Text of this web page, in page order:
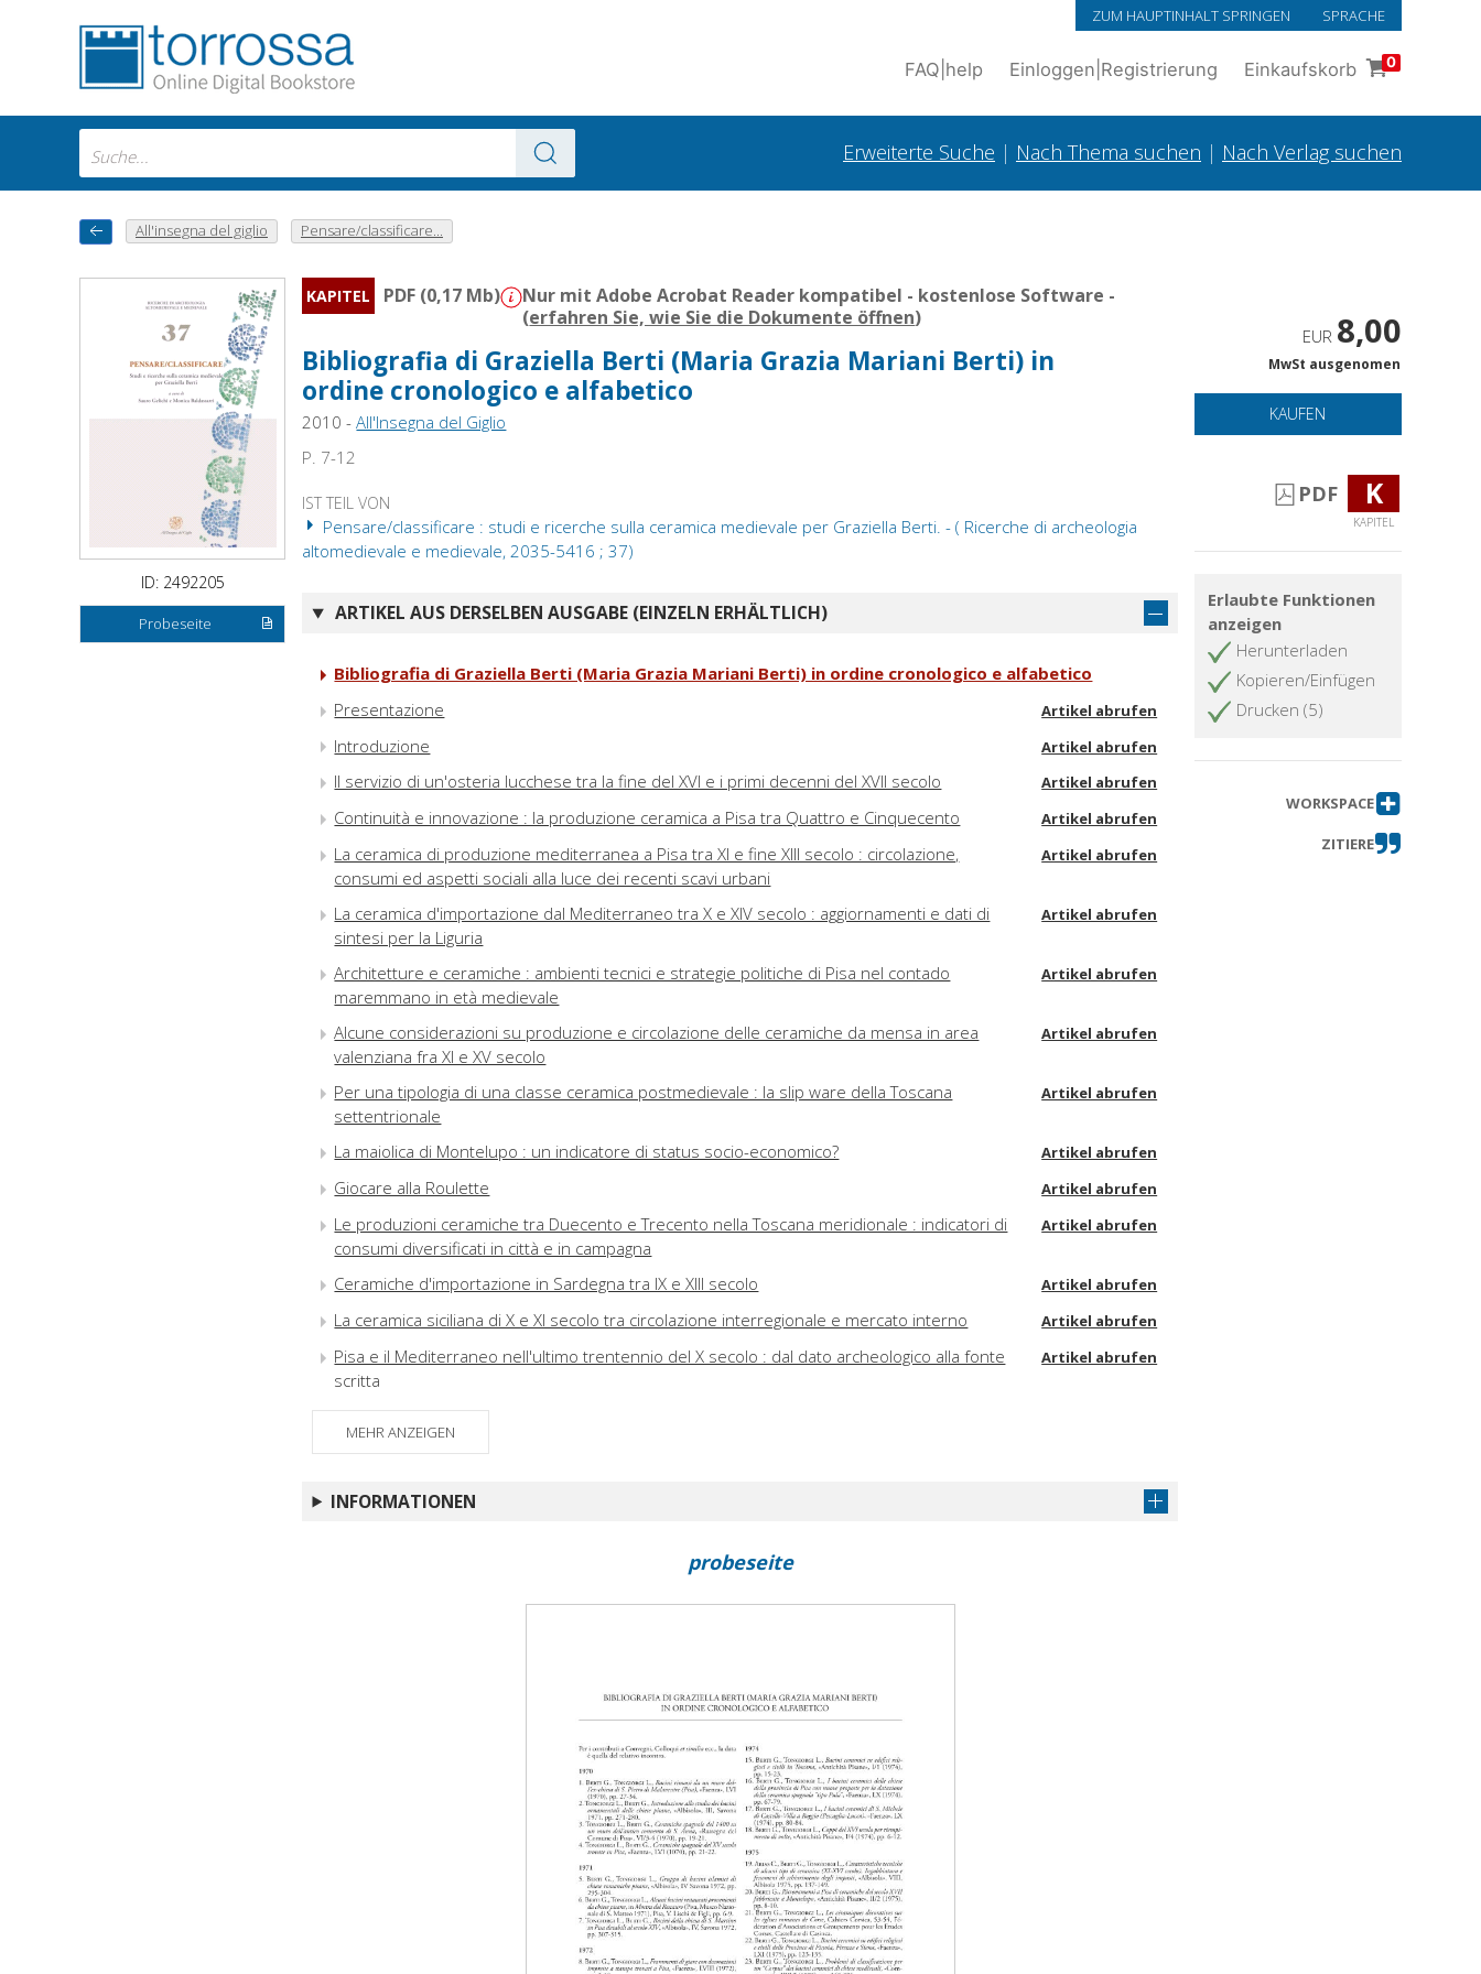
ZUM HAUPTINHALT SPRINGEN SPRACHE
FAQ help Einloggen Registrierung Einkaufskorb 0
Erweiterte Suche | Nach Thema suchen | Nach Verlag suchen
All'insegna del giglio Pensare/classificare...
ID: 2492205
Probeseite
KAPITEL PDF (0,17 Mb)
Nur mit Adobe Acrobat Reader kompatibel - kostenlose Software -
(erfahren Sie, wie Sie die Dokumente öffnen)
Bibliografia di Graziella Berti (Maria Grazia Mariani Berti) in
ordine cronologico e alfabetico
2010 -All'Insegna del Giglio
P. 7-12
IST TEIL VON
Pensare/classificare : studi e ricerche sulla ceramica medievale per Graziella Berti. - ( Ricerche di archeologia
altomedievale e medievale, 2035-5416 ; 37)
ARTIKEL AUS DERSELBEN AUSGABE (EINZELN ERHÄLTLICH)
Bibliografia di Graziella Berti (Maria Grazia Mariani Berti) in ordine cronologico e alfabetico
Presentazione
Artikel abrufen
Introduzione Artikel abrufen
Il servizio di un'osteria lucchese tra la fine del XVI e i primi decenni del XVII secolo Artikel abrufen
Continuità e innovazione : la produzione ceramica a Pisa tra Quattro e Cinquecento Artikel abrufen
La ceramica di produzione mediterranea a Pisa tra XI e fine XIII secolo : circolazione,
consumi ed aspetti sociali alla luce dei recenti scavi urbani
Artikel abrufen
La ceramica d'importazione dal Mediterraneo tra X e XIV secolo : aggiornamenti e dati di
sintesi per la Liguria
Artikel abrufen
Architetture e ceramiche : ambienti tecnici e strategie politiche di Pisa nel contado
maremmano in età medievale
Artikel abrufen
Alcune considerazioni su produzione e circolazione delle ceramiche da mensa in area
valenziana fra XI e XV secolo
Artikel abrufen
Per una tipologia di una classe ceramica postmedievale : la slip ware della Toscana
settentrionale
Artikel abrufen
La maiolica di Montelupo : un indicatore di status socio-economico? Artikel abrufen
Giocare alla Roulette Artikel abrufen
Le produzioni ceramiche tra Duecento e Trecento nella Toscana meridionale : indicatori di
consumi diversificati in città e in campagna
Artikel abrufen
Ceramiche d'importazione in Sardegna tra IX e XIII secolo Artikel abrufen
La ceramica siciliana di X e XI secolo tra circolazione interregionale e mercato interno Artikel abrufen
Pisa e il Mediterraneo nell'ultimo trentennio del X secolo : dal dato archeologico alla fonte
scritta
Artikel abrufen
Aspetti di produzione e consumo di ceramica ingobbiata da mensa nella Toscana
settentrionale tra XVIII e XIX secolo da contesti di Lucca, Pescia e Fucecchio
MEHR ANZEIGEN
INFORMATIONEN
EUR 8,00
MwSt ausgenomen
KAUFEN
PDF K
KAPITEL
Erlaubte Funktionen
anzeigen
Herunterladen
Kopieren/Einfügen
Drucken (5)
WORKSPACE
ZITIERE
probeseite